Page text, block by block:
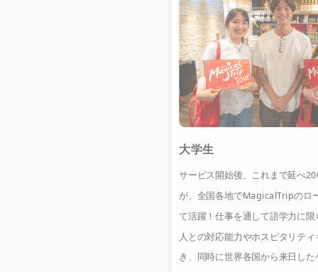
大学生
サービス開始後、これまで延べ
が、全国各地でMagicalTripのロ
て活躍！仕事を通して語学力に
人との対応能力やホスピタリテ
き、同時に世界各国から来日し